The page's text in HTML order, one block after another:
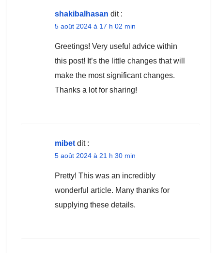
shakibalhasan dit :
5 août 2024 à 17 h 02 min
Greetings! Very useful advice within
this post! It’s the little changes that will
make the most significant changes.
Thanks a lot for sharing!
mibet dit :
5 août 2024 à 21 h 30 min
Pretty! This was an incredibly
wonderful article. Many thanks for
supplying these details.